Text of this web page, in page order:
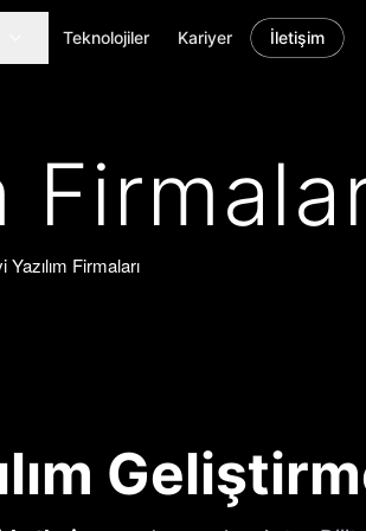
Teknolojiler Kariyer İletişim
Yazılım Firmaları